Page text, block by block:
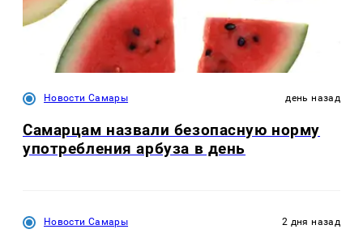
Новости Самары день назад
Самарцам назвали безопасную норму
употребления арбуза в день
Новости Самары 2 дня назад